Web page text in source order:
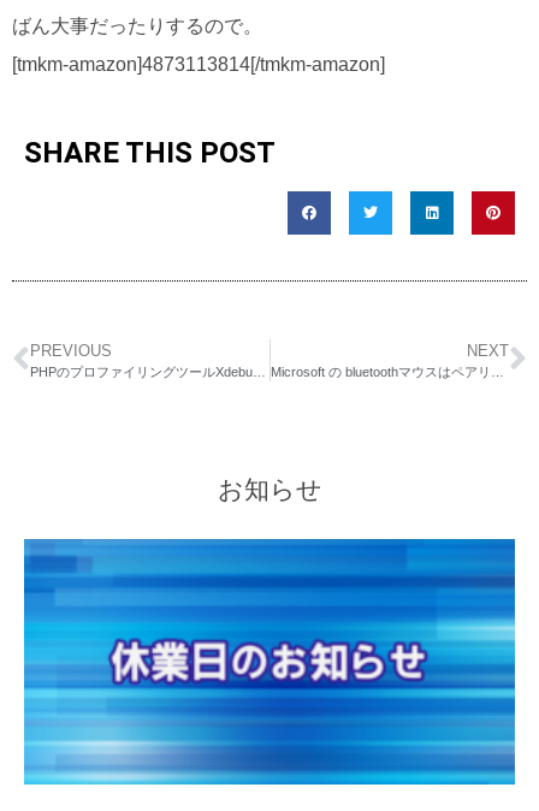
ばん大事だったりするので。
[tmkm-amazon]4873113814[/tmkm-amazon]
SHARE THIS POST
PREVIOUS NEXT
お知らせ